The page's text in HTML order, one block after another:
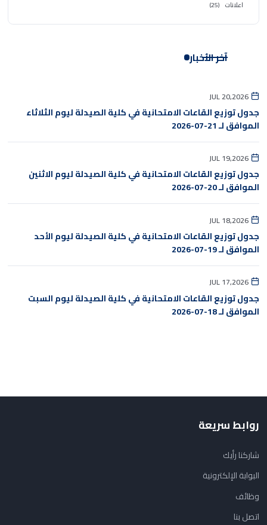
اعلانات (25)
آخر الأخبار
JUL 20,2026
جدول توزيع القاعات الامتحانية في كلية الصيدلة ليوم الثلاثاء
الموافق لـ 21-07-2026
JUL 19,2026
جدول توزيع القاعات الامتحانية في كلية الصيدلة ليوم الاثنين
الموافق لـ 20-07-2026
JUL 18,2026
جدول توزيع القاعات الامتحانية في كلية الصيدلة ليوم الأحد
الموافق لـ 19-07-2026
JUL 17,2026
جدول توزيع القاعات الامتحانية في كلية الصيدلة ليوم السبت
الموافق لـ 18-07-2026
روابط سريعة
شاركنا رأيك
البوابة الإلكترونية
وظائف
اتصل بنا